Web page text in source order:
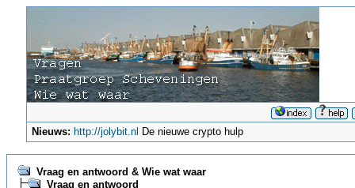
Nieuws: http://jolybit.nl De nieuwe crypto hulp
Vraag en antwoord & Wie wat waar
Vraag en antwoord